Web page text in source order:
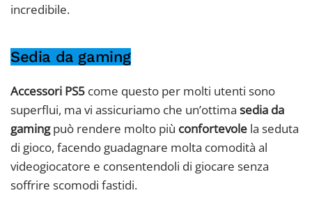
incredibile.
Sedia da gaming
Accessori PS5 come questo per molti utenti sono
superflui, ma vi assicuriamo che un’ottima sedia da
gamingpuò rendere molto più confortevole la seduta
di gioco, facendo guadagnare molta comodità al
videogiocatore e consentendoli di giocare senza
soffrire scomodi fastidi.